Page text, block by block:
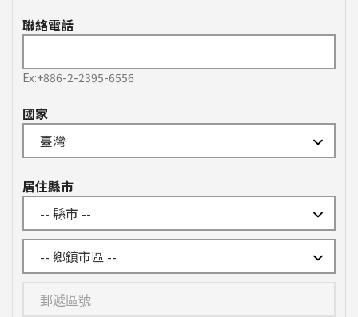
聯絡電話
Ex:+886-2-2395-6556
國家
居住縣市